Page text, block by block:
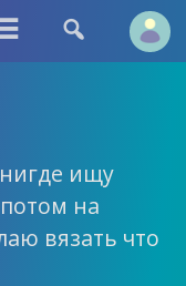

ищу
на
вязать что